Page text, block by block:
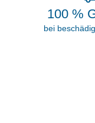
100 %
bei